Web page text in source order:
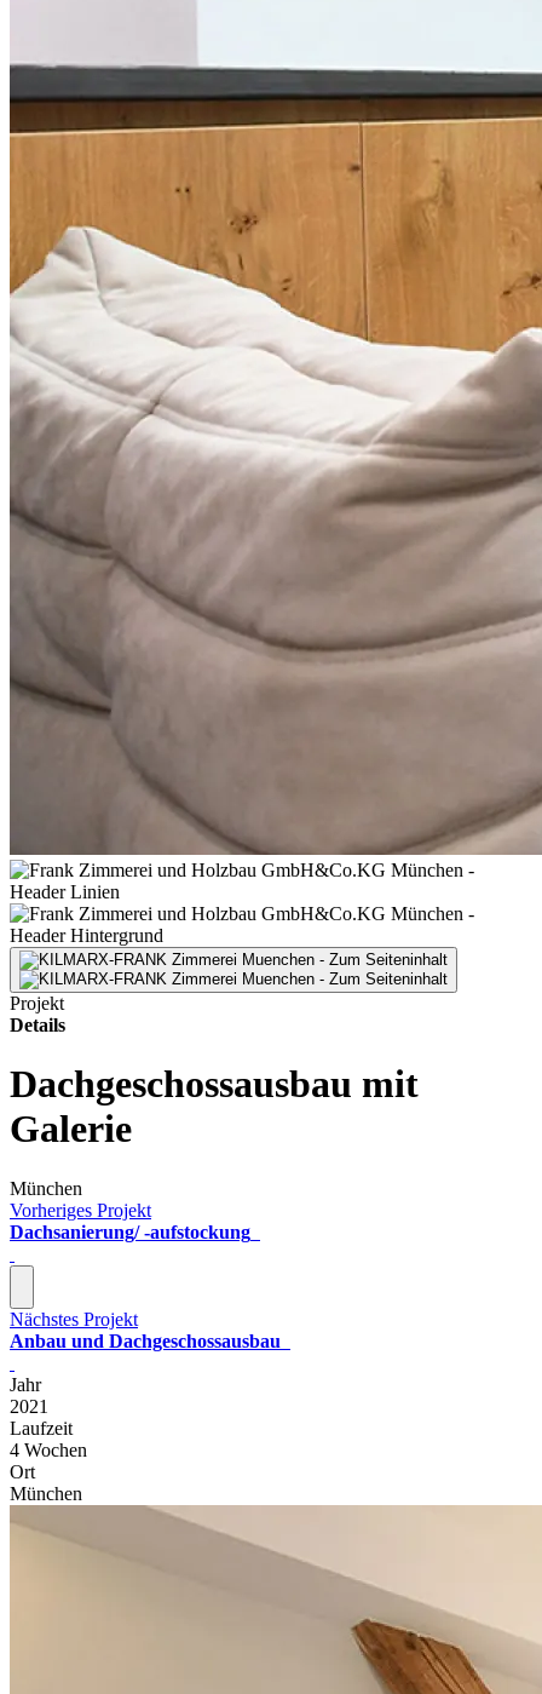
Projekt
Details
Dachgeschossausbau mit
Galerie
München
Vorheriges Projekt
Dachsanierung/ -aufstockung
Nächstes Projekt
Anbau und Dachgeschossausbau
Jahr
2021
Laufzeit
4 Wochen
Ort
München